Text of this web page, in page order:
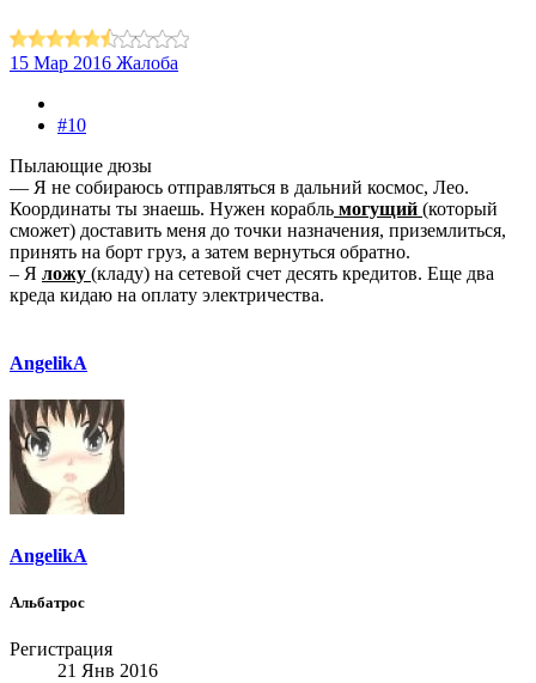
15 Мар 2016 Жалоба
#10
Пылающие дюзы
— Я не собираюсь отправляться в дальний космос, Лео.
Координаты ты знаешь. Нужен корабль могущий (который
сможет) доставить меня до точки назначения, приземлиться,
принять на борт груз, а затем вернуться обратно.
– Я ложу (кладу) на сетевой счет десять кредитов. Еще два
креда кидаю на оплату электричества.
AngelikA
AngelikA
Альбатрос
Регистрация
21 Янв 2016